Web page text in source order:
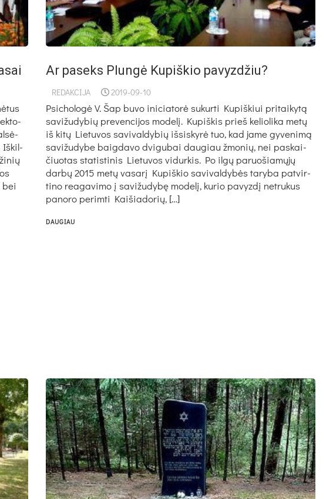
Iš­kil­
Ar paseks Plungė Kupiškio pavyzdžiu?
REDAKCIJA 2019-09-10
Psi­cho­lo­gė V. Šap bu­vo ini­cia­to­rė su­kur­ti Ku­piš­kiui pri­tai­ky­tą
sa­vi­žu­dy­bių pre­ven­ci­jos mo­de­lį. Ku­piš­kis prieš ke­lio­li­ka me­tų
iš ki­tų Lie­tu­vos sa­vi­val­dy­bių iš­si­sky­rė tuo, kad ja­me gy­ve­ni­mą
sa­vi­žu­dy­be baig­da­vo dvi­gu­bai dau­giau žmo­nių, nei pa­skai­
čiuo­tas sta­tis­ti­nis Lie­tu­vos vi­dur­kis. Po il­gų pa­ruo­šia­mų­jų
dar­bų 2015 me­tų va­sa­rį Ku­piš­kio sa­vi­val­dy­bės ta­ry­ba pa­tvir­
ti­no rea­ga­vi­mo į sa­vi­žu­dy­bę mo­de­lį, ku­rio pa­vyz­dį ne­tru­kus
pa­no­ro pe­rim­ti Kai­šia­do­rių, […]
DAUGIAU